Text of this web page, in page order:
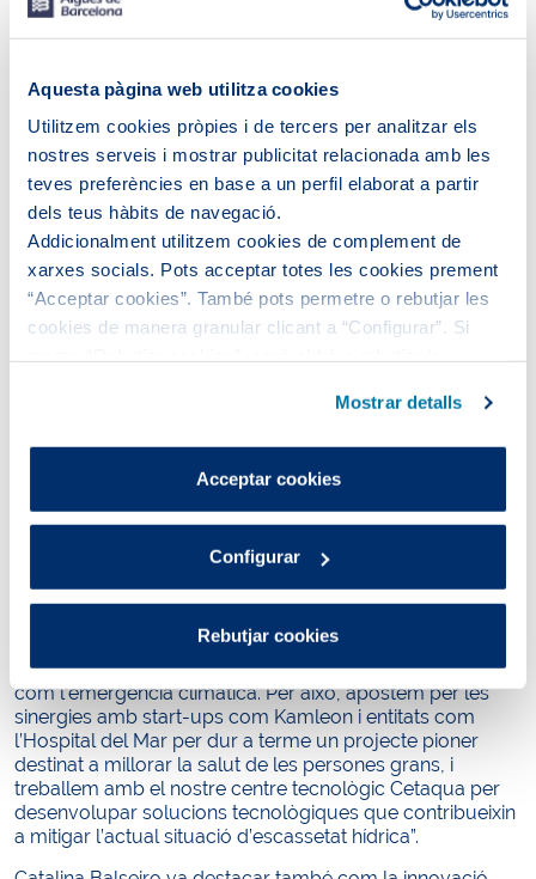
Aquesta pàgina web utilitza cookies
Utilitzem cookies pròpies i de tercers per analitzar els
nostres serveis i mostrar publicitat relacionada amb les
teves preferències en base a un perfil elaborat a partir
dels teus hàbits de navegació.
Addicionalment utilitzem cookies de complement de
xarxes socials. Pots acceptar totes les cookies prement
“Acceptar cookies”. També pots permetre o rebutjar les
cookies de manera granular clicant a “Configurar”. Si
que són indispensables perquè el lloc web funcioni i que,
per tant, no es poden desactivar.
Pots consultar més informació a la nostra
Mostrar detalls
Acceptar cookies
Configurar
Rebutjar cookies
Xavier Bernat va intervenir a la taula rodona del BNEW
centrada en la necessitat de trobar solucions
l’emergència hídrica, juntament amb altres experts del
taula rodona sobre innovació oberta per impulsar la
sostenibilitat, amb representants d’altres empreses i
start-ups.
i la col·laboració oberta amb els agents del territori “són
claus per donar respostes a problemes reals i actuals
com l’emergència climàtica. Per això, apostem per les
sinergies amb start-ups com Kamleon i entitats com
l’Hospital del Mar per dur a terme un projecte pioner
destinat a millorar la salut de les persones grans, i
treballem amb el nostre centre tecnològic Cetaqua per
desenvolupar solucions tecnològiques que contribueixin
a mitigar l’actual situació d’escassetat hídrica”.